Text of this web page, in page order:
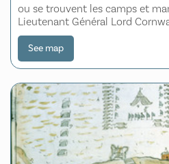
ou se trouvent les camps et
Lieutenant Général Lord
See map